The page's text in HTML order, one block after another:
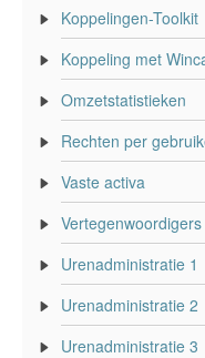
Koppelingen-Toolkit
Koppeling met
Omzetstatistieken
Rechten per
Vaste activa
Vertegenwoordigers
Urenadministratie 1
Urenadministratie 2
Urenadministratie 3